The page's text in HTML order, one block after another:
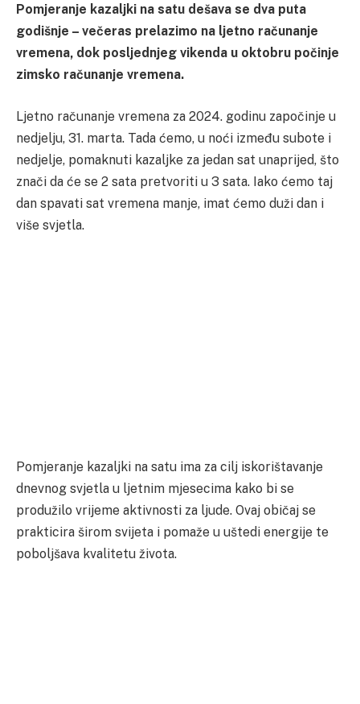
Pomjeranje kazaljki na satu dešava se dva puta
godišnje – večeras prelazimo na ljetno računanje
vremena, dok posljednjeg vikenda u oktobru počinje
zimsko računanje vremena.
Ljetno računanje vremena za 2024. godinu započinje u
nedjelju, 31. marta. Tada ćemo, u noći između subote i
nedjelje, pomaknuti kazaljke za jedan sat unaprijed, što
znači da će se 2 sata pretvoriti u 3 sata. Iako ćemo taj
dan spavati sat vremena manje, imat ćemo duži dan i
više svjetla.
Pomjeranje kazaljki na satu ima za cilj iskorištavanje
dnevnog svjetla u ljetnim mjesecima kako bi se
produžilo vrijeme aktivnosti za ljude. Ovaj običaj se
prakticira širom svijeta i pomaže u uštedi energije te
poboljšava kvalitetu života.